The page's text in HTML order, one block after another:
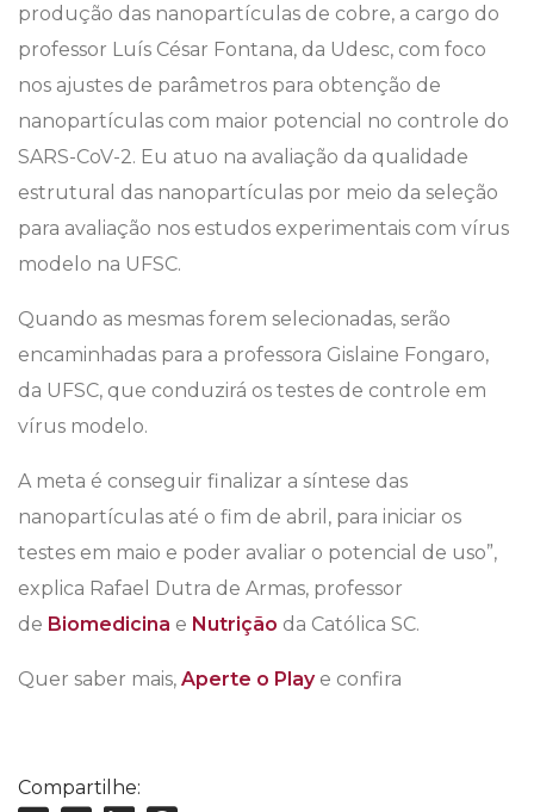
produção das nanopartículas de cobre, a cargo do
professor Luís César Fontana, da Udesc, com foco
nos ajustes de parâmetros para obtenção de
nanopartículas com maior potencial no controle do
SARS-CoV-2. Eu atuo na avaliação da qualidade
estrutural das nanopartículas por meio da seleção
para avaliação nos estudos experimentais com vírus
modelo na UFSC.
Quando as mesmas forem selecionadas, serão
encaminhadas para a professora Gislaine Fongaro,
da UFSC, que conduzirá os testes de controle em
vírus modelo.
A meta é conseguir finalizar a síntese das
nanopartículas até o fim de abril, para iniciar os
testes em maio e poder avaliar o potencial de uso”,
explica Rafael Dutra de Armas, professor
de Biomedicina e Nutrição da Católica SC.
Quer saber mais, Aperte o Playe confira
Compartilhe: